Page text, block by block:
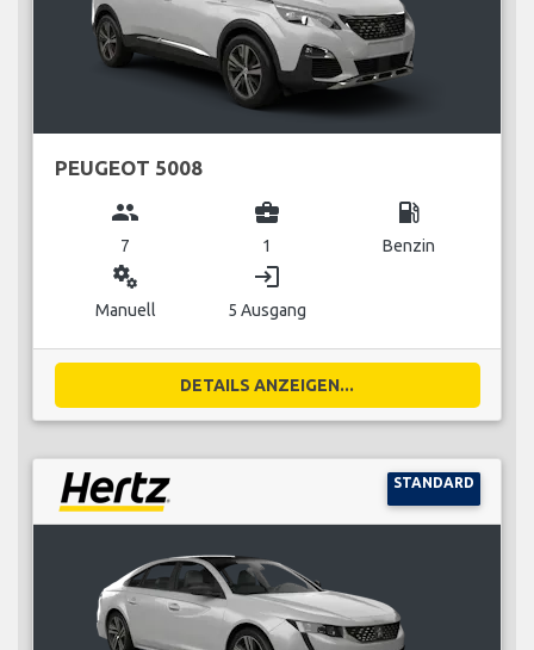
PEUGEOT 5008
group
7
business_center
1
local_gas_station
Benzin
miscellaneous_services
Manuell
login
5 Ausgang
DETAILS ANZEIGEN...
STANDARD